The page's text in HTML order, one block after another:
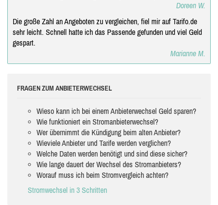
Doreen W.
Die große Zahl an Angeboten zu vergleichen, fiel mir auf Tarifo.de
sehr leicht. Schnell hatte ich das Passende gefunden und viel Geld
gespart.
Marianne M.
FRAGEN ZUM ANBIETERWECHSEL
Wieso kann ich bei einem Anbieterwechsel Geld sparen?
Wie funktioniert ein Stromanbieterwechsel?
Wer übernimmt die Kündigung beim alten Anbieter?
Wieviele Anbieter und Tarife werden verglichen?
Welche Daten werden benötigt und sind diese sicher?
Wie lange dauert der Wechsel des Stromanbieters?
Worauf muss ich beim Stromvergleich achten?
Stromwechsel in 3 Schritten